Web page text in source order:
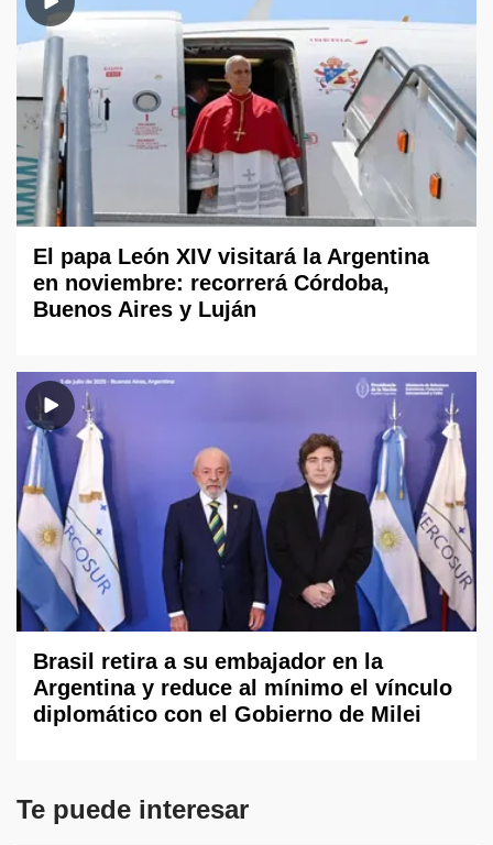
El papa León XIV visitará la Argentina
en noviembre: recorrerá Córdoba,
Buenos Aires y Luján
Brasil retira a su embajador en la
Argentina y reduce al mínimo el vínculo
diplomático con el Gobierno de Milei
Te puede interesar